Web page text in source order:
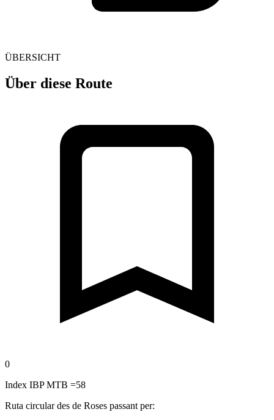
ÜBERSICHT
Über diese Route
0
Index IBP MTB =58
Ruta circular des de Roses passant per: